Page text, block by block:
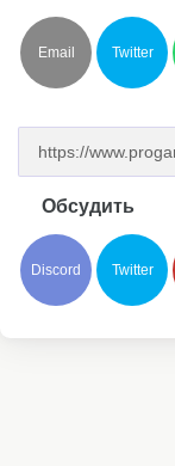
Email Twitter
Обсудить
Discord Twitter